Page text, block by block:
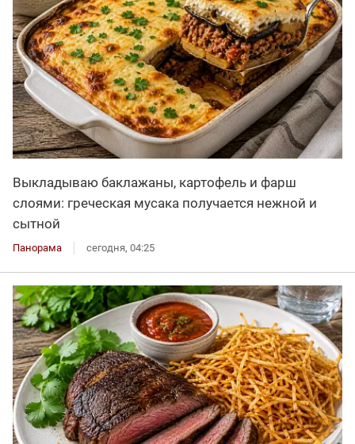
Выкладываю баклажаны, картофель и фарш
слоями: греческая мусака получается нежной и
сытной
Панорама сегодня, 04:25